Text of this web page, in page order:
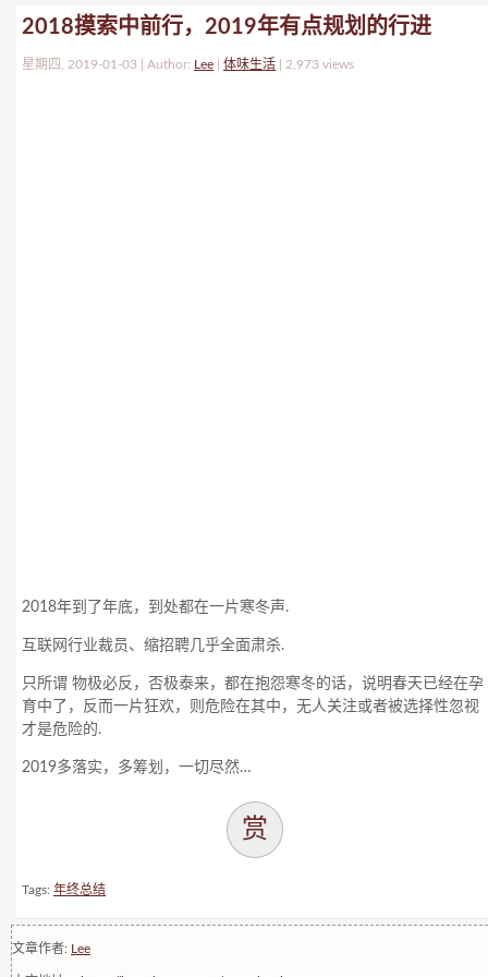
2018摸索中前行，2019年有点规划的行进
星期四, 2019-01-03 | Author: Lee 体味生活 2,973 views
2018年到了年底，到处都在一片寒冬声.
互联网行业裁员、缩招聘几乎全面肃杀.
只所谓 物极必反，否极泰来，都在抱怨寒冬的话，说明春天已经在孕
育中了，反而一片狂欢，则危险在其中，无人关注或者被选择性忽视
才是危险的.
2019多落实，多筹划，一切尽然…
赏
Tags: 年终总结
文章作者: Lee